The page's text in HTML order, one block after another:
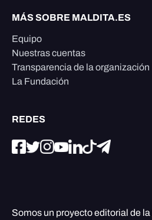
MÁS SOBRE MALDITA.ES
Equipo
Nuestras cuentas
Transparencia de la organización
La Fundación
REDES
Somos un proyecto editorial de la